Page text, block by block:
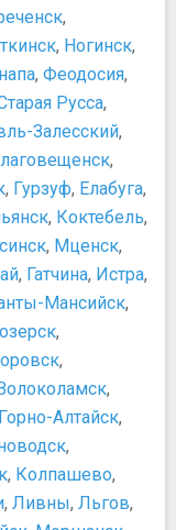
,
, Ногинск,
, Феодосия,
Русса,
Залесский,
,
, Гурзуф, Елабуга,
, Коктебель,
, Мценск,
, Гатчина, Истра,
Мансийск,
,
,
,
Горно-Алтайск,
,
, Колпашево,
, Ливны, Льгов,